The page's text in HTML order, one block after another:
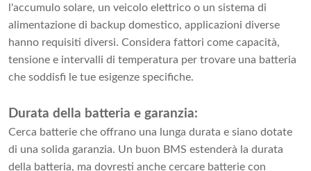
l'accumulo solare, un veicolo elettrico o un sistema di
alimentazione di backup domestico, applicazioni diverse
hanno requisiti diversi. Considera fattori come capacità,
tensione e intervalli di temperatura per trovare una batteria
che soddisfi le tue esigenze specifiche.
Durata della batteria e garanzia:
Cerca batterie che offrano una lunga durata e siano dotate
di una solida garanzia. Un buon BMS estenderà la durata
della batteria, ma dovresti anche cercare batterie con